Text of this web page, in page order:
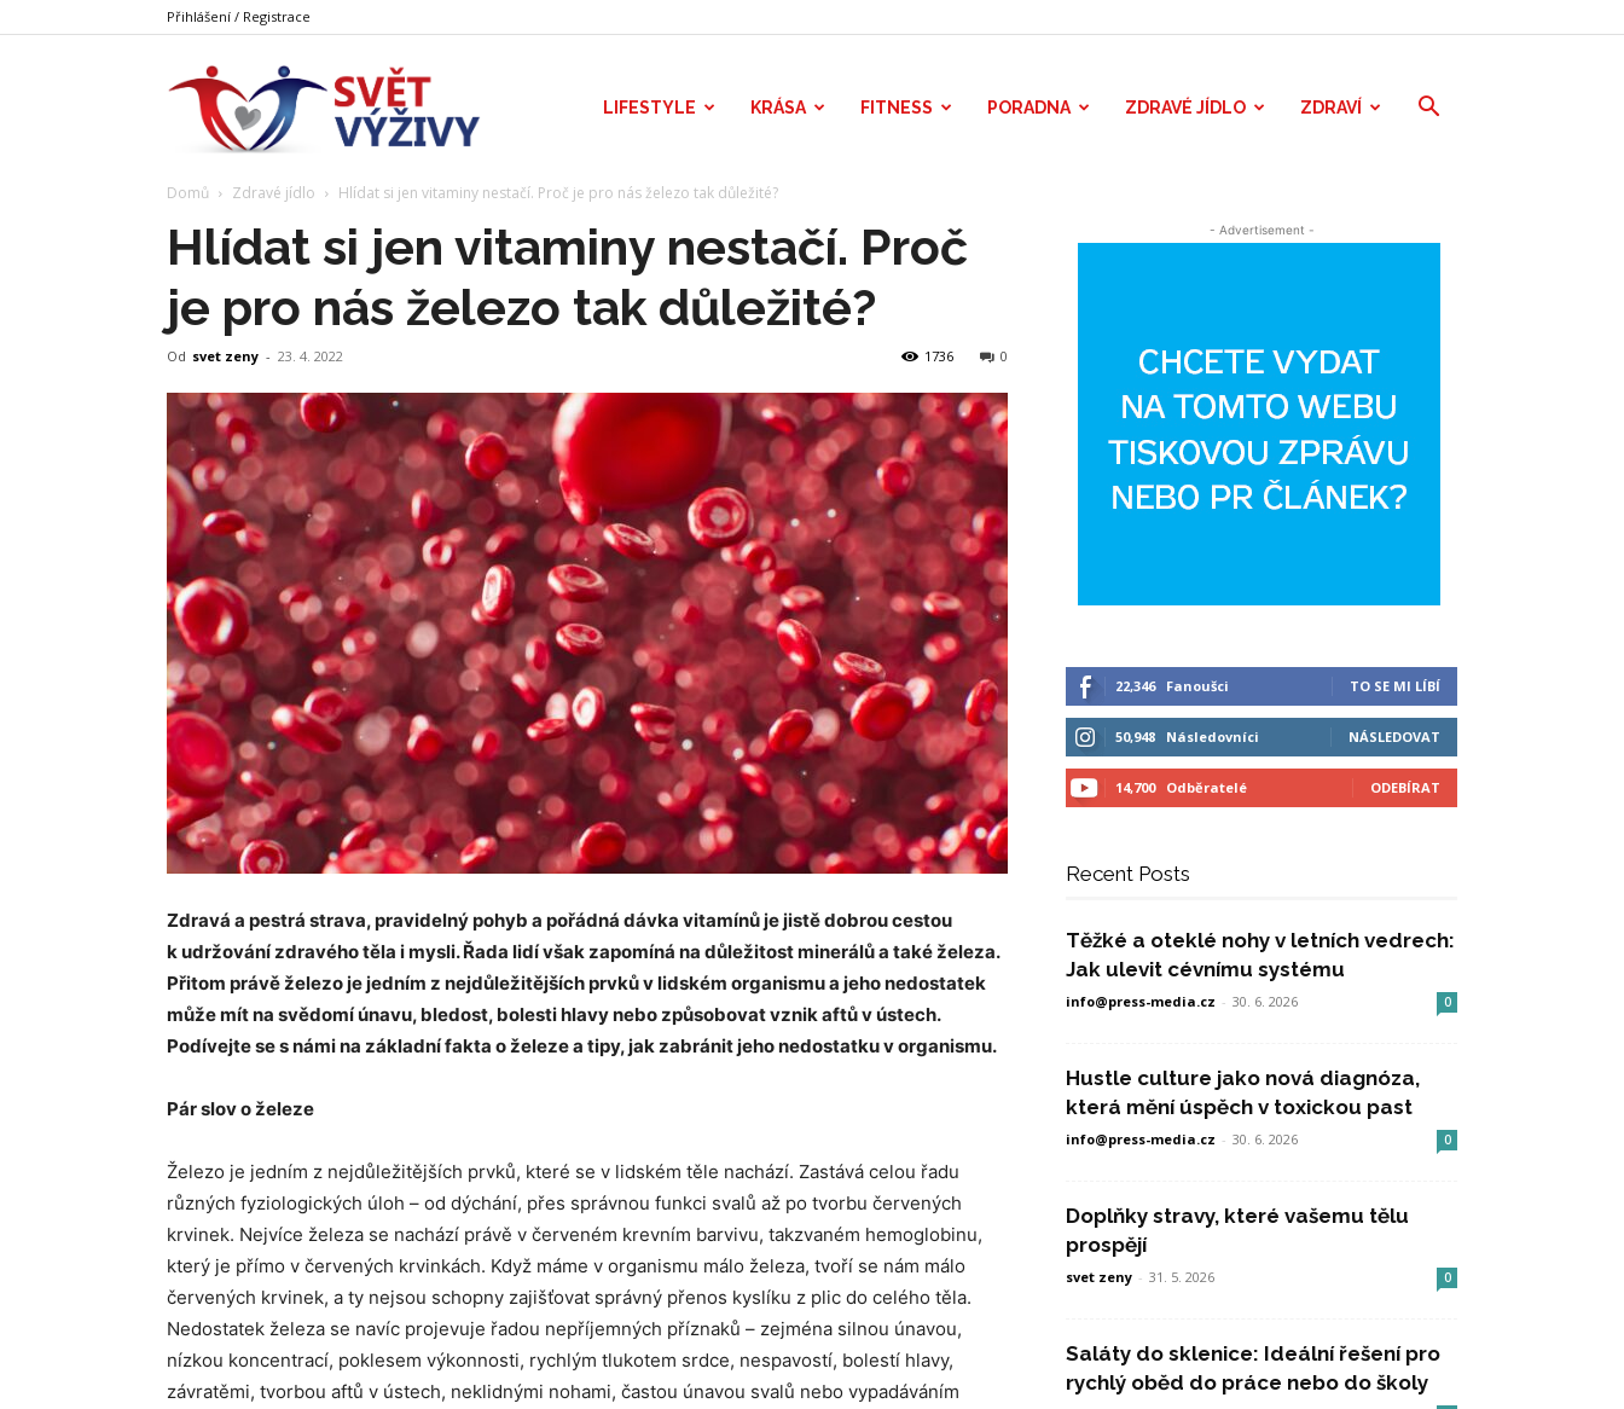
Přihlášení / Registrace
Výživy
LIFESTYLE KRÁSA FITNESS PORADNA ZDRAVÉ JÍDLO ZDRAVÍ
Domů Zdravé jídlo Hlídat si jen vitaminy nestačí. Proč je pro nás železo tak důležité?
Hlídat si jen vitaminy nestačí. Proč
je pro nás železo tak důležité?
Od svet zeny - 23. 4. 2022 0
1736
Zdravá a pestrá strava, pravidelný pohyb a pořádná dávka vitamínů je jistě dobrou cestou
k udržování zdravého těla i mysli. Řada lidí však zapomíná na důležitost minerálů a také železa.
Přitom právě železo je jedním z nejdůležitějších prvků v lidském organismu a jeho nedostatek
může mít na svědomí únavu, bledost, bolesti hlavy nebo způsobovat vznik aftů v ústech.
Podívejte se s námi na základní fakta o železe a tipy, jak zabránit jeho nedostatku v organismu.
Pár slov o železe
Železo je jedním z nejdůležitějších prvků, které se v lidském těle nachází. Zastává celou řadu
různých fyziologických úloh – od dýchání, přes správnou funkci svalů až po tvorbu červených
krvinek. Nejvíce železa se nachází právě v červeném krevním barvivu, takzvaném hemoglobinu,
který je přímo v červených krvinkách. Když máme v organismu málo železa, tvoří se nám málo
červených krvinek, a ty nejsou schopny zajišťovat správný přenos kyslíku z plic do celého těla.
Nedostatek železa se navíc projevuje řadou nepříjemných příznaků – zejména silnou únavou,
nízkou koncentrací, poklesem výkonnosti, rychlým tlukotem srdce, nespavostí, bolestí hlavy,
závratěmi, tvorbou aftů v ústech, neklidnými nohami, častou únavou svalů nebo vypadáváním
- Advertisement -
22,346 Fanoušci TO SE MI LÍBÍ
50,948 Následovníci NÁSLEDOVAT
14,700 Odběratelé ODEBÍRAT
Recent Posts
Těžké a oteklé nohy v letních vedrech:
Jak ulevit cévnímu systému
info@press-media.cz - 30. 6. 2026 0
Hustle culture jako nová diagnóza,
která mění úspěch v toxickou past
info@press-media.cz - 30. 6. 2026 0
Doplňky stravy, které vašemu tělu
prospějí
svet zeny - 31. 5. 2026 0
Saláty do sklenice: Ideální řešení pro
rychlý oběd do práce nebo do školy